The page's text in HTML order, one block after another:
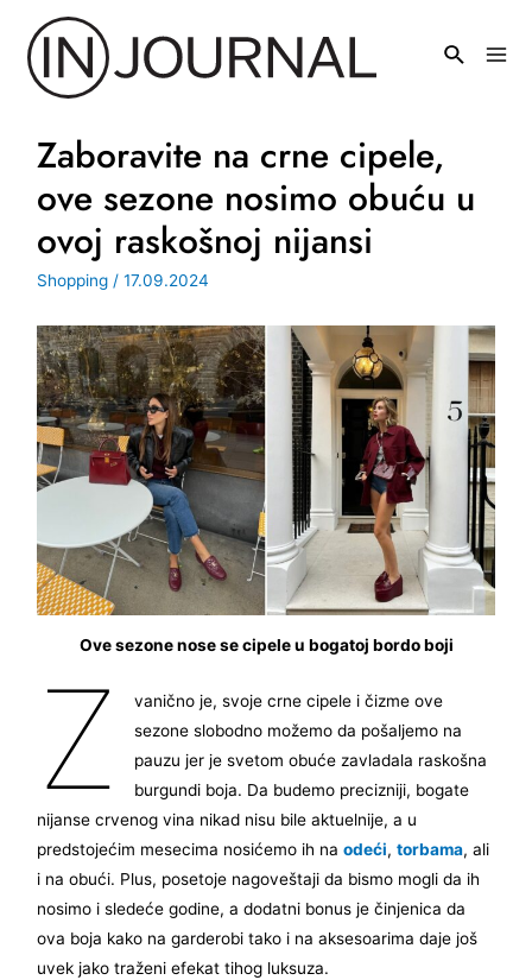
sadržaj
Zaboravite na crne cipele,
ove sezone nosimo obuću u
ovoj raskošnoj nijansi
Shopping /17.09.2024
Ove sezone nose se cipele u bogatoj bordo boji
Z
vanično je, svoje crne cipele i čizme ove
sezone slobodno možemo da pošaljemo na
pauzu jer je svetom obuće zavladala raskošna
burgundi boja. Da budemo precizniji, bogate
nijanse crvenog vina nikad nisu bile aktuelnije, a u
predstojećim mesecima nosićemo ih naodeći,torbama, ali
i na obući. Plus, posetoje nagoveštaji da bismo mogli da ih
nosimo i sledeće godine, a dodatni bonus je činjenica da
ova boja kako na garderobi tako i na aksesoarima daje još
uvek jako traženi efekat tihog luksuza.